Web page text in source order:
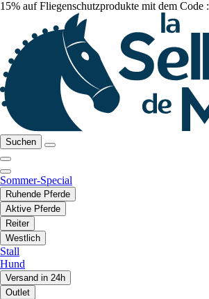
15% auf Fliegenschutzprodukte mit dem Code :
Suchen
Sommer-Special
Ruhende Pferde
Aktive Pferde
Reiter
Westlich
Stall
Hund
Versand in 24h
Outlet